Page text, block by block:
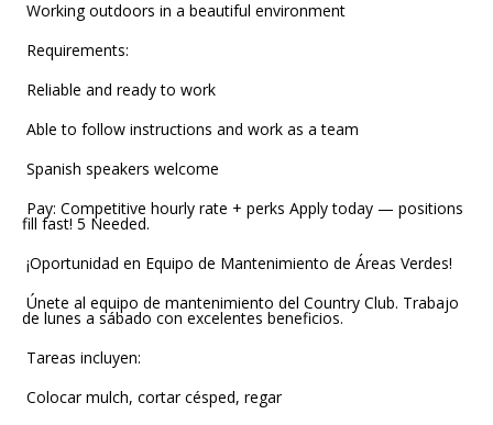
Working outdoors in a beautiful environment
Requirements:
Reliable and ready to work
Able to follow instructions and work as a team
Spanish speakers welcome
Pay: Competitive hourly rate + perks Apply today — positions
fill fast! 5 Needed.
¡Oportunidad en Equipo de Mantenimiento de Áreas Verdes!
Únete al equipo de mantenimiento del Country Club. Trabajo
de lunes a sábado con excelentes beneficios.
Tareas incluyen:
Colocar mulch, cortar césped, regar